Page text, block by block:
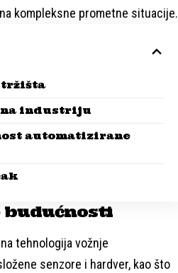
kompleksne prometne situacije.
tržišta
na industriju
automatizirane
budućnosti
tehnologija vožnje
senzore i hardver, kao što